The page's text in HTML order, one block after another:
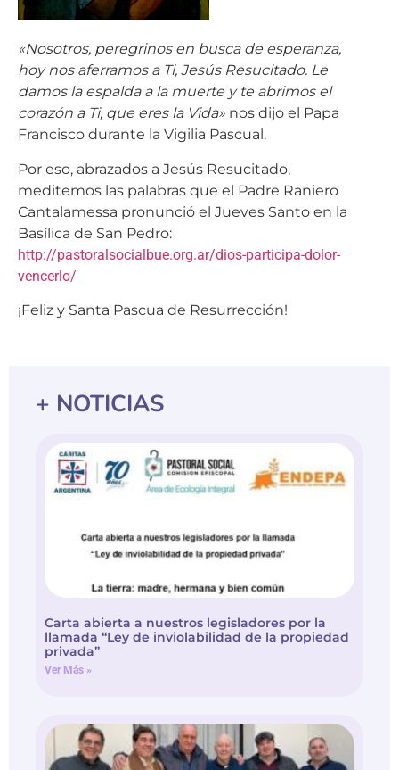
«Nosotros, peregrinos en busca de esperanza,
hoy nos aferramos a Ti, Jesús Resucitado. Le
damos la espalda a la muerte y te abrimos el
corazón a Ti, que eres la Vida» nos dijo el Papa
Francisco durante la Vigilia Pascual.
Por eso, abrazados a Jesús Resucitado,
meditemos las palabras que el Padre Raniero
Cantalamessa pronunció el Jueves Santo en la
Basílica de San Pedro:
http://pastoralsocialbue.org.ar/dios-participa-dolor-
vencerlo/
¡Feliz y Santa Pascua de Resurrección!
Carta abierta a nuestros legisladores por la
privada”
Ver Más »